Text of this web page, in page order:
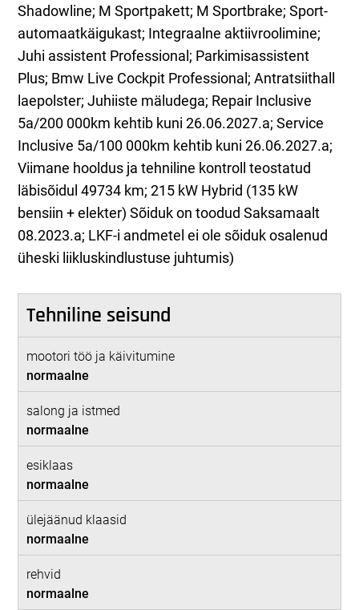
Shadowline; M Sportpakett; M Sportbrake; Sport-
automaatkäigukast; Integraalne aktiivroolimine;
Juhi assistent Professional; Parkimisassistent
Plus; Bmw Live Cockpit Professional; Antratsiithall
laepolster; Juhiiste mäludega; Repair Inclusive
5a/200 000km kehtib kuni 26.06.2027.a; Service
Inclusive 5a/100 000km kehtib kuni 26.06.2027.a;
Viimane hooldus ja tehniline kontroll teostatud
läbisõidul 49734 km; 215 kW Hybrid (135 kW
bensiin + elekter) Sõiduk on toodud Saksamaalt
08.2023.a; LKF-i andmetel ei ole sõiduk osalenud
üheski liikluskindlustuse juhtumis)
Tehniline seisund
mootori töö ja käivitumine
normaalne
salong ja istmed
normaalne
esiklaas
normaalne
ülejäänud klaasid
normaalne
rehvid
normaalne